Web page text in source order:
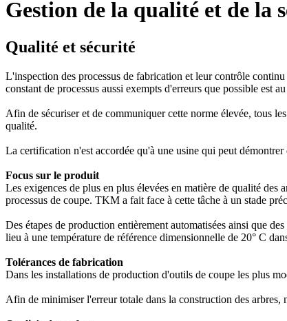
Gestion de la qualité et de la
Qualité et sécurité
L'inspection des processus de fabrication et leur contrôle
constant de processus aussi exempts d'erreurs que possible est
Afin de sécuriser et de communiquer cette norme élevée, tous
qualité.
La certification n'est accordée qu'à une usine qui peut
Focus sur le produit
Les exigences de plus en plus élevées en matière de qualité des
processus de coupe. TKM a fait face à cette tâche à un stade
Des étapes de production entièrement automatisées ainsi que
lieu à une température de référence dimensionnelle de 20° C
Tolérances de fabrication
Dans les installations de production d'outils de coupe les plus
Afin de minimiser l'erreur totale dans la construction des arbres,